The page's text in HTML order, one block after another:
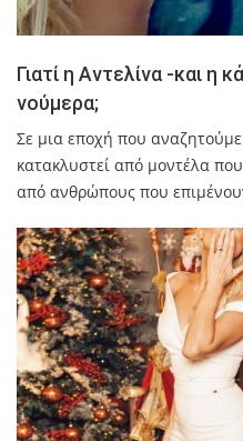
Γιατί η Αντελίνα -και η
νούμερα;
Σε μια εποχή που
κατακλυστεί από μοντέλα
από ανθρώπους που